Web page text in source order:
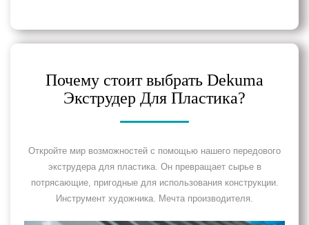
Почему стоит выбрать Dekuma
Экструдер Для Пластика?
Откройте мир возможностей с помощью нашего передового
экструдера для пластика. Он превращает сырье в
потрясающие, пригодные для использования конструкции.
Инструмент художника. Мечта производителя.